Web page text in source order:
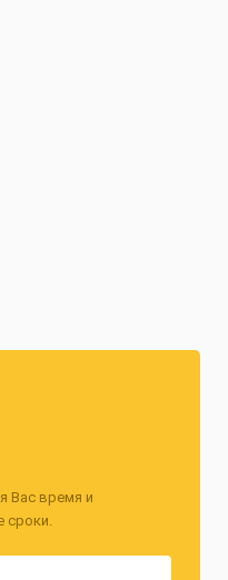
Вас время и
сроки.